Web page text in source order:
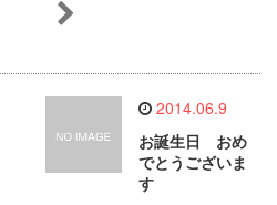
2014.06.9
お誕生日 おめ
でとうございま
す